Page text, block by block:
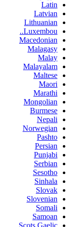
Latin
Latvian
Lithuanian
Luxembou..
Macedonian
Malagasy
Malay
Malayalam
Maltese
Maori
Marathi
Mongolian
Burmese
Nepali
Norwegian
Pashto
Persian
Punjabi
Serbian
Sesotho
Sinhala
Slovak
Slovenian
Somali
Samoan